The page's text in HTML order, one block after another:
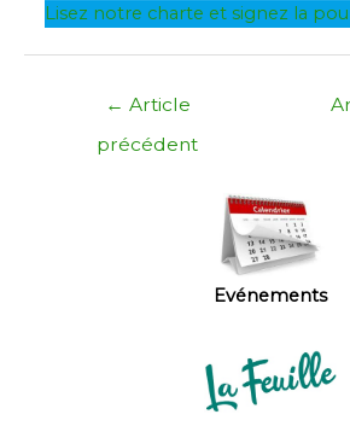
Evénements
Lisez notre charte et signez la
← Article
précédent